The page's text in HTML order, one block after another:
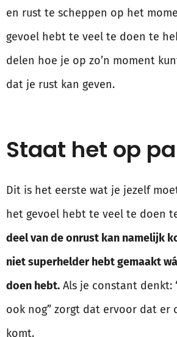
en rust te scheppen op het
gevoel hebt te veel te doen te
delen hoe je op zo’n moment
dat je rust kan geven.
Staat het op
Dit is het eerste wat je jezelf
het gevoel hebt te veel te doen
deel van de onrust kan namelijk
niet superhelder hebt gemaakt
doen hebt. Als je constant denkt:
ook nog” zorgt dat ervoor dat er
komt.